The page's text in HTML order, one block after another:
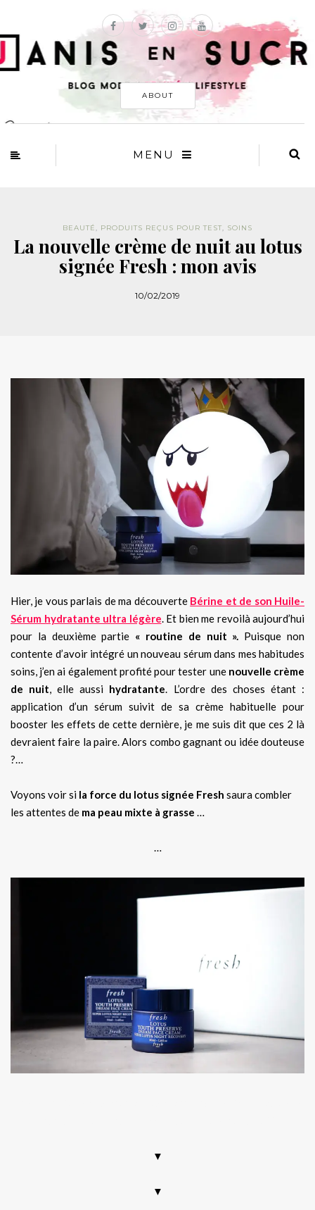
ABOUT
MENU
BEAUTÉ, PRODUITS REÇUS POUR TEST, SOINS
La nouvelle crème de nuit au lotus
signée Fresh : mon avis
10/02/2019
Hier, je vous parlais de ma découverte Bérine et de son Huile-
Sérum hydratante ultra légère. Et bien me revoilà aujourd’hui
pour la deuxième partie « routine de nuit ». Puisque non
contente d’avoir intégré un nouveau sérum dans mes habitudes
soins, j’en ai également profité pour tester unenouvelle crème
de nuit, elle aussi hydratante. L’ordre des choses étant :
application d’un sérum suivit de sa crème habituelle pour
booster les effets de cette dernière, je me suis dit que ces 2 là
devraient faire la paire. Alors combo gagnant ou idée douteuse
?…
Voyons voir si la force du lotus signée Fresh saura combler
les attentes de ma peau mixte à grasse …
…
▼
▼